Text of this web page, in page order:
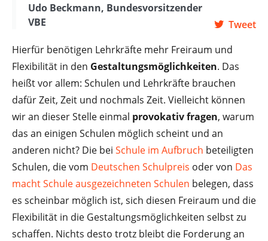
Udo Beckmann, Bundesvorsitzender
VBE
Tweet
Hierfür benötigen Lehrkräfte mehr Freiraum und
Flexibilität in den Gestaltungsmöglichkeiten. Das
heißt vor allem: Schulen und Lehrkräfte brauchen
dafür Zeit, Zeit und nochmals Zeit. Vielleicht können
wir an dieser Stelle einmal provokativ fragen, warum
das an einigen Schulen möglich scheint und an
anderen nicht? Die bei Schule im Aufbruch beteiligten
Schulen, die vom Deutschen Schulpreis oder von Das
macht Schule ausgezeichneten Schulen belegen, dass
es scheinbar möglich ist, sich diesen Freiraum und die
Flexibilität in die Gestaltungsmöglichkeiten selbst zu
schaffen. Nichts desto trotz bleibt die Forderung an